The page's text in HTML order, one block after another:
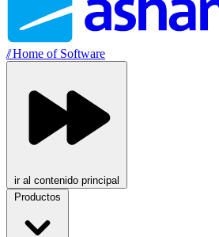
//Home of Software
ir al contenido principal
Productos